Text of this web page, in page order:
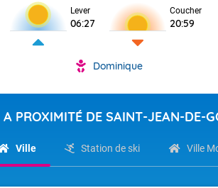
Lever
06:27
Coucher
20:59
Dominique
A PROXIMITÉ DE SAINT-JEAN-DE-
Ville Station de ski Ville
Voici les
: 22/28 Paris
Clermont-Fd
Limoges :
Lille : 22/29
Très
(26),
(83), et